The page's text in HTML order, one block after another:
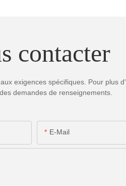
contacter
exigences spécifiques. Pour plus
demandes de renseignements.
E-Mail